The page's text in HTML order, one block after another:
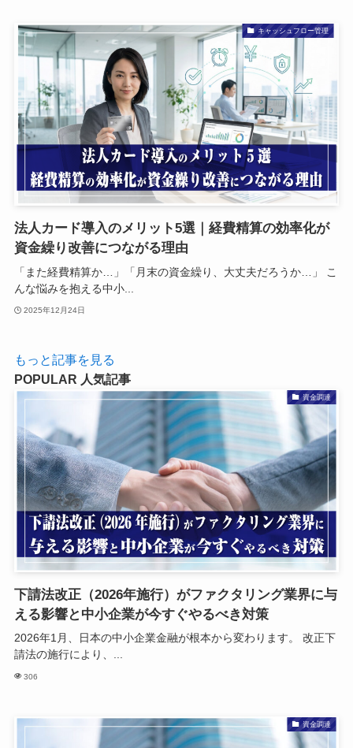
キャッシュフロー管理
法人カード導入のメリット5選｜経費精算の効率化が
資金繰り改善につながる理由
「また経費精算か…」「月末の資金繰り、大丈夫だろうか…」 こ
んな悩みを抱える中小...
2025年12月24日
もっと記事を見る
POPULAR 人気記事
資金調達
下請法改正（2026年施行）がファクタリング業界に与
える影響と中小企業が今すぐやるべき対策
2026年1月、日本の中小企業金融が根本から変わります。 改正下
請法の施行により、...
306
資金調達